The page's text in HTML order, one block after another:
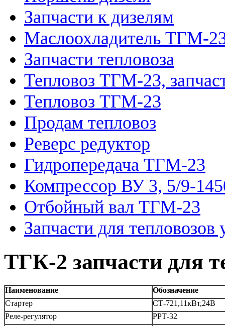
Запчасти к дизелям
Маслоохладитель ТГМ-
Запчасти тепловоза
Тепловоз ТГМ-23,
Тепловоз ТГМ-23
Продам тепловоз
Реверс редуктор
Гидропередача ТГМ-23
Компрессор ВУ 3, 5/9-
Отбойный вал ТГМ-23
Запчасти для
ТГК-2 запчасти для
Наименование
Обозначение
Стартер
СТ-721,11кВт,24В
Реле-регулятор
РРТ-32